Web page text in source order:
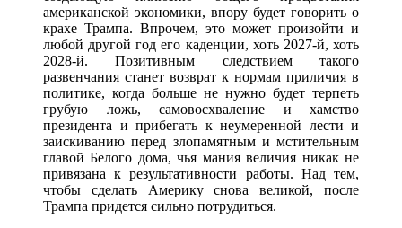
американской экономики, впору будет говорить о
крахе Трампа. Впрочем, это может произойти и
любой другой год его каденции, хоть 2027-й, хоть
2028-й. Позитивным следствием такого
развенчания станет возврат к нормам приличия в
политике, когда больше не нужно будет терпеть
грубую ложь, самовосхваление и хамство
президента и прибегать к неумеренной лести и
заискиванию перед злопамятным и мстительным
главой Белого дома, чья мания величия никак не
привязана к результативности работы. Над тем,
чтобы сделать Америку снова великой, после
Трампа придется сильно потрудиться.